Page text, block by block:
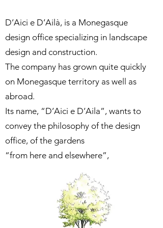
D’Aici e D’Ailà, is a Monegasque
design office specializing in landscape
design and construction.
The company has grown quite quickly
on Monegasque territory as well as
abroad.
Its name, “D’Aici e D’Aila”, wants to
convey the philosophy of the design
office, of the gardens
“from here and elsewhere”,